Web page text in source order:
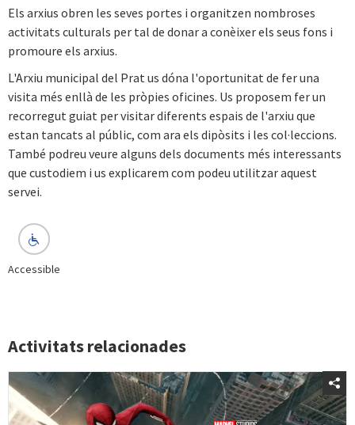
Els arxius obren les seves portes i organitzen nombroses
activitats culturals per tal de donar a conèixer els seus fons i
promoure els arxius.
L'Arxiu municipal del Prat us dóna l'oportunitat de fer una
visita més enllà de les pròpies oficines. Us proposem fer un
recorregut guiat per visitar diferents espais de l'arxiu que
estan tancats al públic, com ara els dipòsits i les col·leccions.
També podreu veure alguns dels documents més interessants
que custodiem i us explicarem com podeu utilitzar aquest
servei.
Accessible
Activitats relacionades